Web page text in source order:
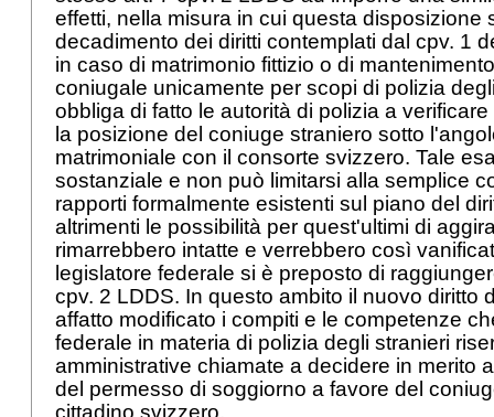
effetti, nella misura in cui questa disposizione
decadimento dei diritti contemplati dal cpv. 1
in caso di matrimonio fittizio o di
coniugale unicamente per scopi di polizia
obbliga di fatto le autorità di polizia a
la posizione del coniuge straniero sotto
matrimoniale con il consorte svizzero. Tale
sostanziale e non può limitarsi alla semplice
rapporti formalmente esistenti sul piano del
altrimenti le possibilità per quest'ultimi di
rimarrebbero intatte e verrebbero così
legislatore federale si è preposto di
cpv. 2 LDDS. In questo ambito il nuovo diritto
affatto modificato i compiti e le competenze
federale in materia di polizia degli stranieri
amministrative chiamate a decidere in merito
del permesso di soggiorno a favore del
cittadino svizzero.